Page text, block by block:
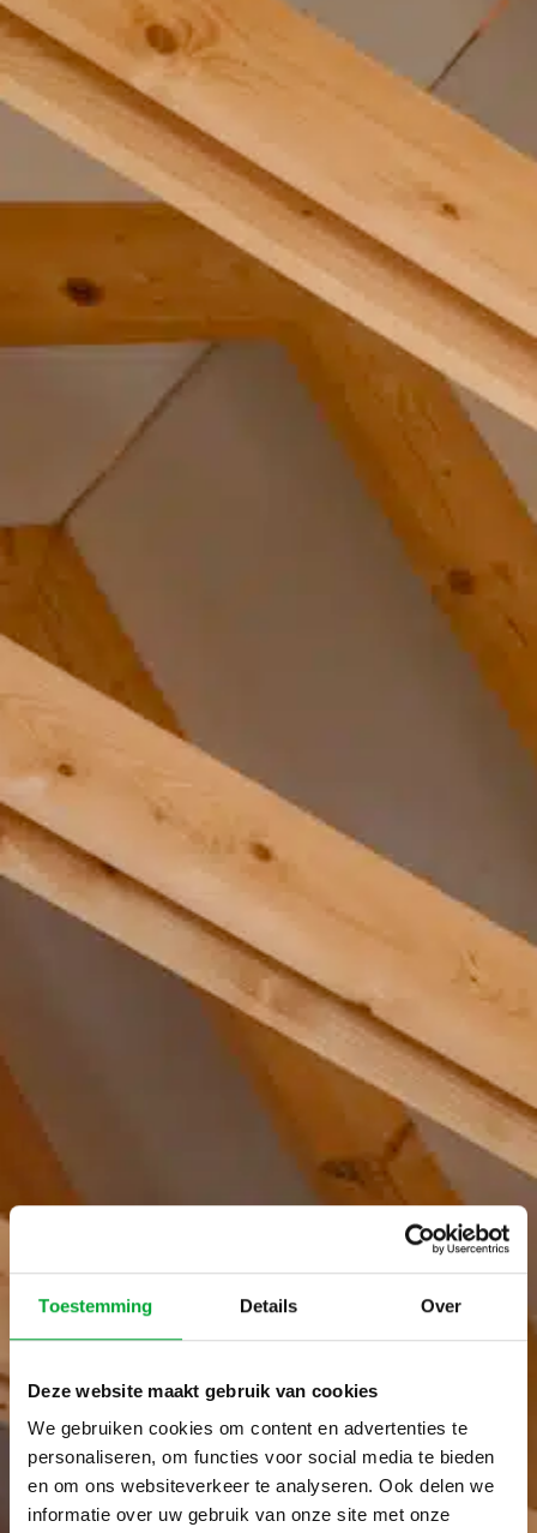
Toestemming Details Over
Deze website maakt gebruik van cookies
We gebruiken cookies om content en advertenties te
personaliseren, om functies voor social media te bieden
en om ons websiteverkeer te analyseren. Ook delen we
informatie over uw gebruik van onze site met onze